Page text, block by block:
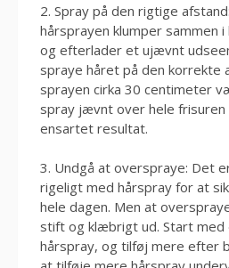
2. Spray på den rigtige
hårsprayen klumper sammen
og efterlader et ujævnt
spraye håret på den korrekte
sprayen cirka 30 centimeter
spray jævnt over hele
ensartet resultat.
3. Undgå at overspraye: Det
rigeligt med hårspray for at
hele dagen. Men at
stift og klæbrigt ud. Start med
hårspray, og tilføj mere efter